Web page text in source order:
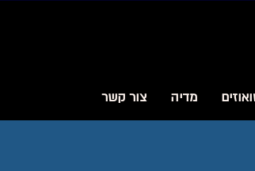
מדיה צור קשר